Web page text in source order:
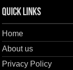
Quick Links
Home
About us
Privacy Policy